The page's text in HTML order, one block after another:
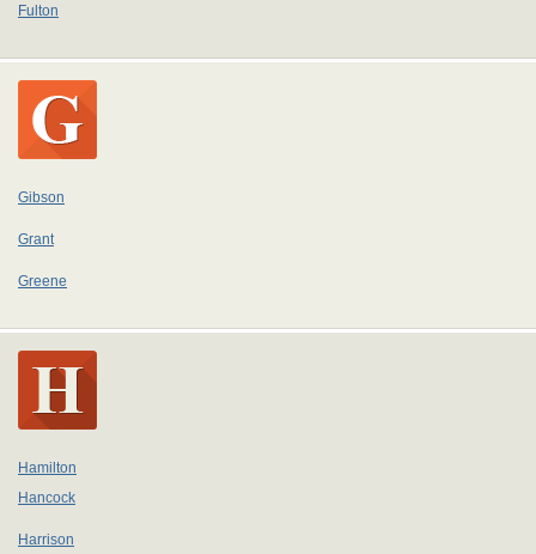
Fulton
Gibson
Grant
Greene
Hamilton
Hancock
Harrison